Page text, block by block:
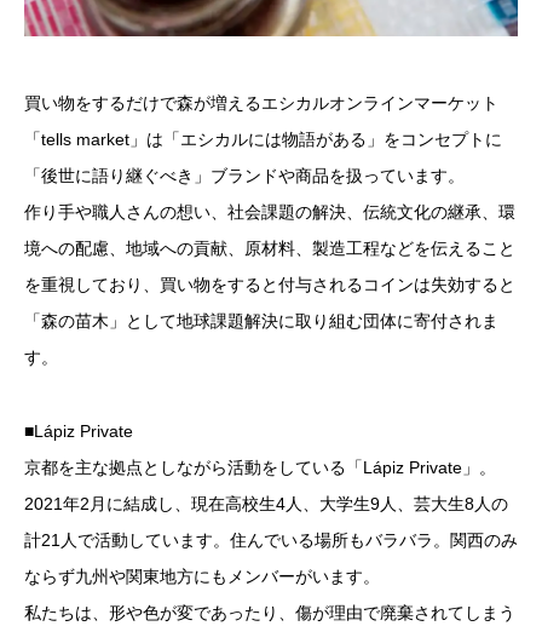
買い物をするだけで森が増えるエシカルオンラインマーケット
「tells market」は「エシカルには物語がある」をコンセプトに
「後世に語り継ぐべき」ブランドや商品を扱っています。
作り手や職人さんの想い、社会課題の解決、伝統文化の継承、環
境への配慮、地域への貢献、原材料、製造工程などを伝えること
を重視しており、買い物をすると付与されるコインは失効すると
「森の苗木」として地球課題解決に取り組む団体に寄付されま
す。
■Lápiz Private
京都を主な拠点としながら活動をしている「Lápiz Private」。
2021年2月に結成し、現在高校生4人、大学生9人、芸大生8人の
計21人で活動しています。住んでいる場所もバラバラ。関西のみ
ならず九州や関東地方にもメンバーがいます。
私たちは、形や色が変であったり、傷が理由で廃棄されてしまう